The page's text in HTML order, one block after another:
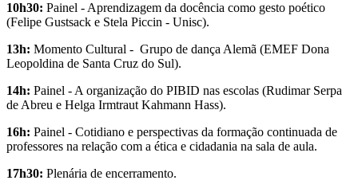
10h30: Painel - Aprendizagem da docência como gesto poético
(Felipe Gustsack e Stela Piccin - Unisc).
13h: Momento Cultural - Grupo de dança Alemã (EMEF Dona
Leopoldina de Santa Cruz do Sul).
14h: Painel - A organização do PIBID nas escolas (Rudimar Serpa
de Abreu e Helga Irmtraut Kahmann Hass).
16h: Painel - Cotidiano e perspectivas da formação continuada de
professores na relação com a ética e cidadania na sala de aula.
17h30: Plenária de encerramento.